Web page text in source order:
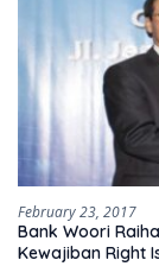
February 23, 2017
Bank Woori
Kewajiban Right